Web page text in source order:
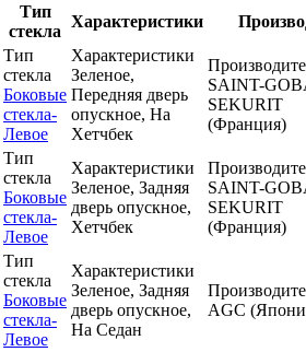
Тип
стекла
Характеристики
Тип
стекла
Боковые
стекла-
Левое
Характеристики
Зеленое,
Передняя дверь
опускное, На
Хетчбек
SAINT-
SEKURIT
(Франция)
Тип
стекла
Боковые
стекла-
Левое
Характеристики
Зеленое, Задняя
дверь опускное,
Хетчбек
SAINT-
SEKURIT
(Франция)
Тип
стекла
Боковые
стекла-
Левое
Характеристики
Зеленое, Задняя
дверь опускное,
На Седан
AGC